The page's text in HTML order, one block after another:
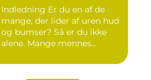
Indledning Er du en af de
mange, der lider af uren hud
og bumser? Så er du ikke
alene. Mange mennes...